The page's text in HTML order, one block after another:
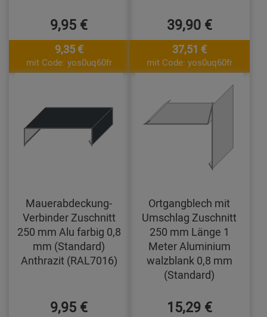
9,95 €
9,35 €
mit Code: yos0uq60fr
39,90 €
37,51 €
mit Code: yos0uq60fr
Mauerabdeckung-
Verbinder Zuschnitt
250 mm Alu farbig 0,8
mm (Standard)
Anthrazit (RAL7016)
9,95 €
Ortgangblech mit
Umschlag Zuschnitt
250 mm Länge 1
Meter Aluminium
walzblank 0,8 mm
(Standard)
15,29 €